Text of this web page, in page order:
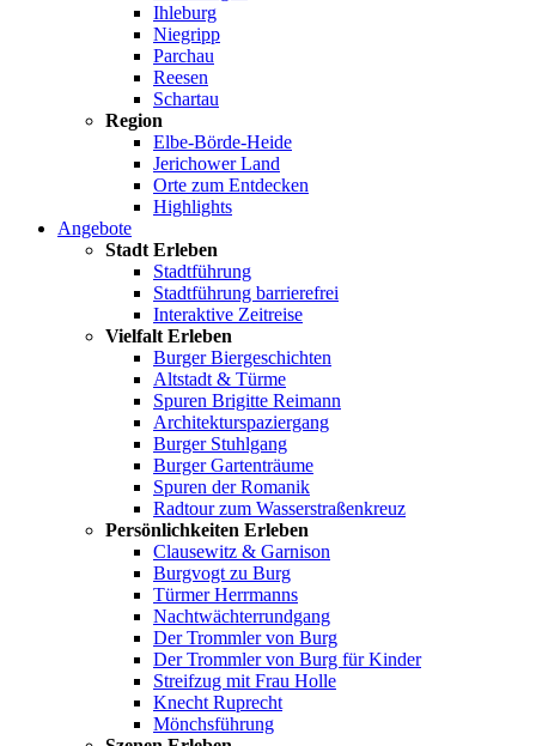
Ihleburg
Niegripp
Parchau
Reesen
Schartau
Region
Elbe-Börde-Heide
Jerichower Land
Orte zum Entdecken
Highlights
Angebote
Stadt Erleben
Stadtführung
Stadtführung barrierefrei
Interaktive Zeitreise
Vielfalt Erleben
Burger Biergeschichten
Altstadt & Türme
Spuren Brigitte Reimann
Architekturspaziergang
Burger Stuhlgang
Burger Gartenträume
Spuren der Romanik
Radtour zum Wasserstraßenkreuz
Persönlichkeiten Erleben
Clausewitz & Garnison
Burgvogt zu Burg
Türmer Herrmanns
Nachtwächterrundgang
Der Trommler von Burg
Der Trommler von Burg für Kinder
Streifzug mit Frau Holle
Knecht Ruprecht
Mönchsführung